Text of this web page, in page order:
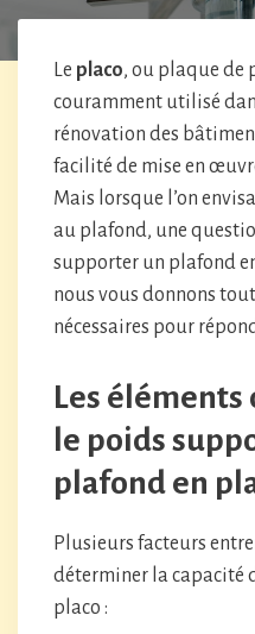
Le placo, ou plaque de
couramment utilisé
rénovation des
facilité de mise en
Mais lorsque l’on
au plafond, une
supporter un plafond
nous vous donnons
nécessaires pour
Les
le poids
plafond en
Plusieurs facteurs
déterminer la capacité
placo :